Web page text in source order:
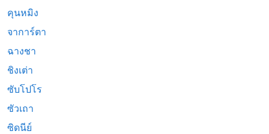
คุนหมิง
จาการ์ตา
ฉางชา
ชิงเต่า
ซับโปโร
ซัวเถา
ซิดนีย์